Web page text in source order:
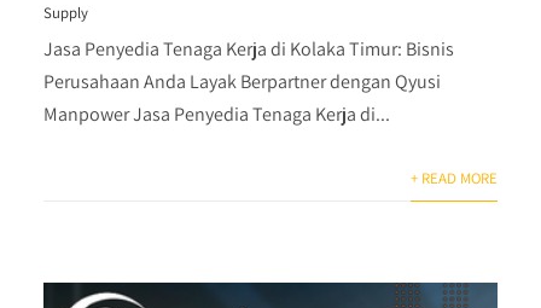
Supply
Jasa Penyedia Tenaga Kerja di Kolaka Timur: Bisnis
Perusahaan Anda Layak Berpartner dengan Qyusi
Manpower Jasa Penyedia Tenaga Kerja di...
+ READ MORE